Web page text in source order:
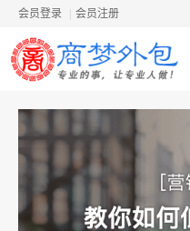
会员登录 会员注册